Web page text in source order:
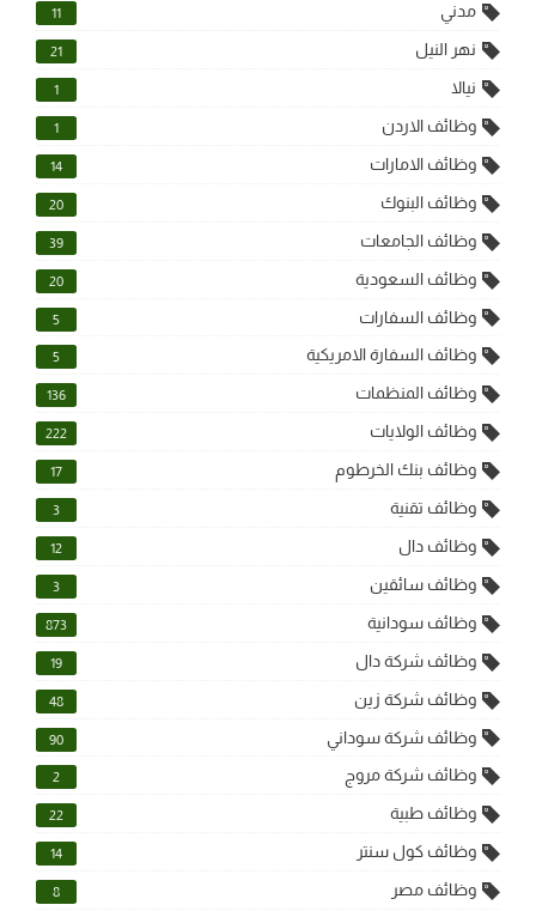
مدني 11
نهر النيل 21
نيالا 1
وظائف الاردن 1
وظائف الامارات 14
وظائف البنوك 20
وظائف الجامعات 39
وظائف السعودية 20
وظائف السفارات 5
وظائف السفارة الامريكية 5
وظائف المنظمات 136
وظائف الولايات 222
وظائف بنك الخرطوم 17
وظائف تقنية 3
وظائف دال 12
وظائف سائقين 3
وظائف سودانية 873
وظائف شركة دال 19
وظائف شركة زين 48
وظائف شركة سوداني 90
وظائف شركة مروج 2
وظائف طبية 22
وظائف كول سنتر 14
وظائف مصر 8